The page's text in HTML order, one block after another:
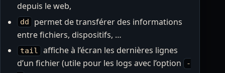
depuis le web,
dd
permet de transférer des informations
entre fichiers, dispositifs, …
tail
affiche à l’écran les dernières lignes
d’un fichier (utile pour les logs avec l’option -